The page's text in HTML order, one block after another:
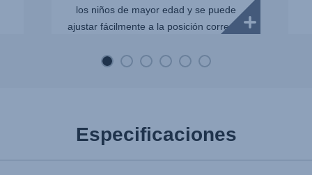
los niños de mayor edad y se puede
ajustar fácilmente a la posición correcta.
del reposacabezas ayudan...
Especificaciones